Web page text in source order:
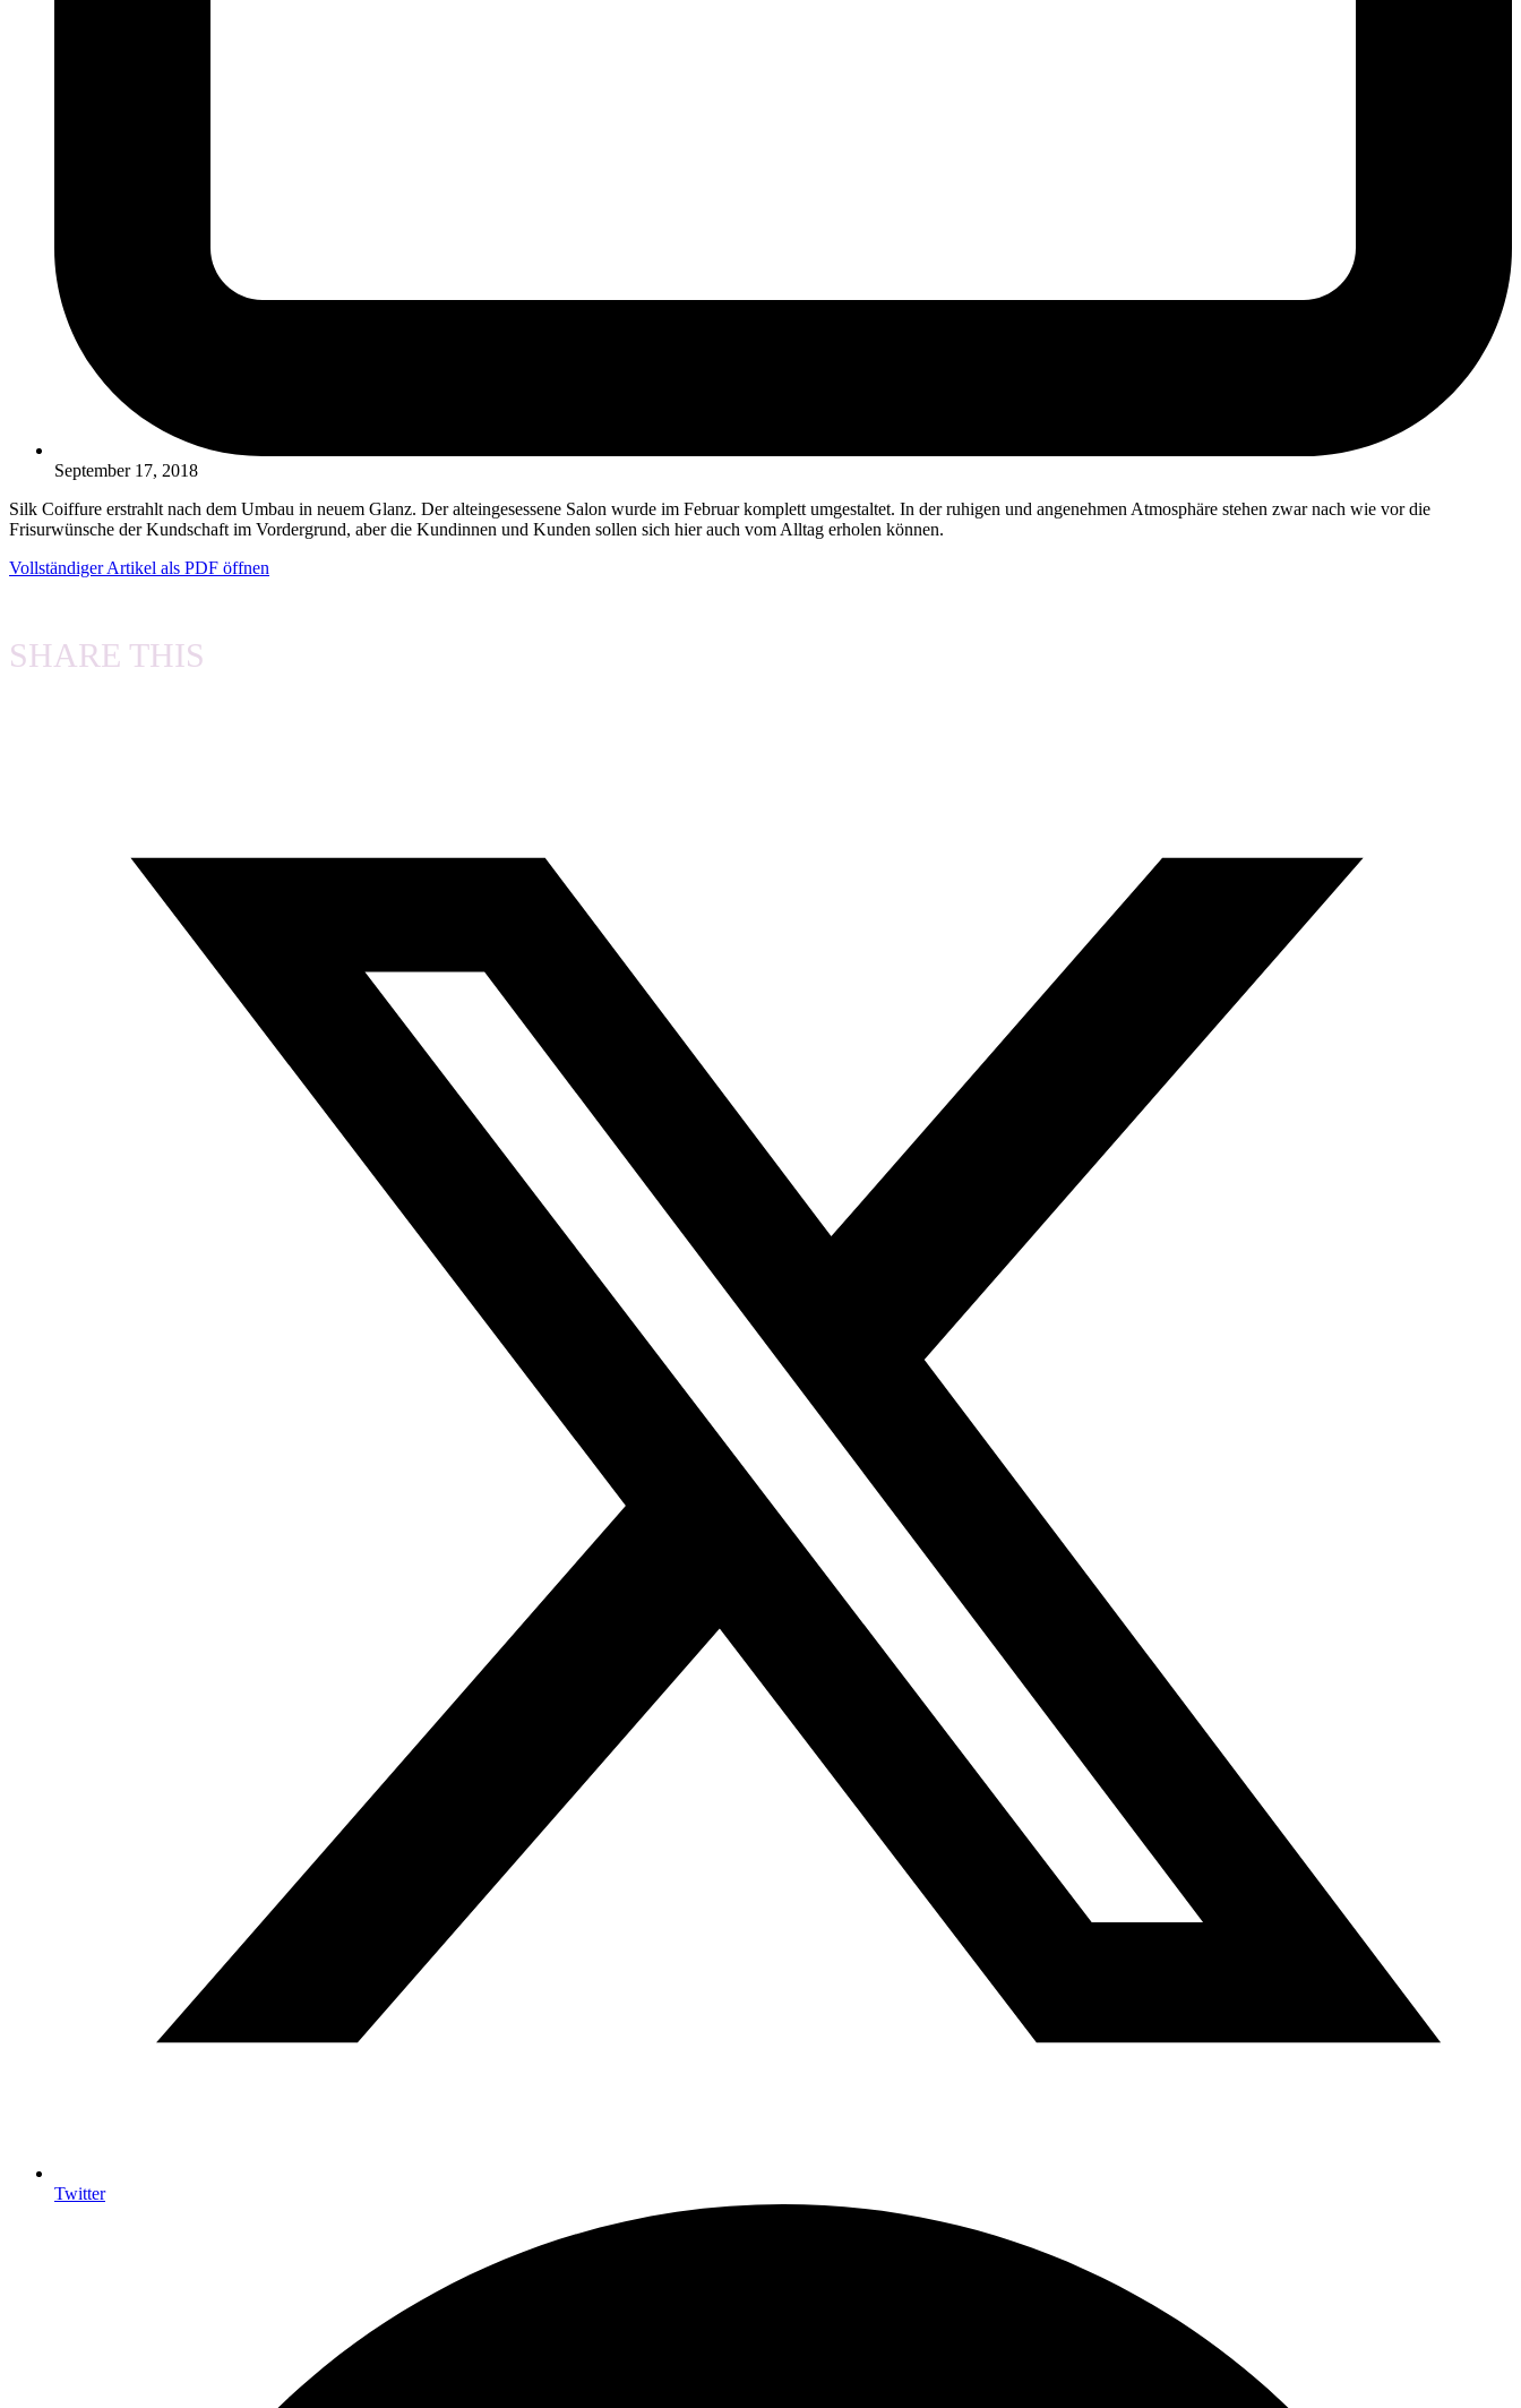
September 17, 2018
Silk Coiffure erstrahlt nach dem Umbau in neuem Glanz. Der alteingesessene Salon wurde im Februar komplett umgestaltet. In der ruhigen und angenehmen Atmosphäre stehen zwar nach wie vor die
Frisurwünsche der Kundschaft im Vordergrund, aber die Kundinnen und Kunden sollen sich hier auch vom Alltag erholen können.
Vollständiger Artikel als PDF öffnen
SHARE THIS
Twitter